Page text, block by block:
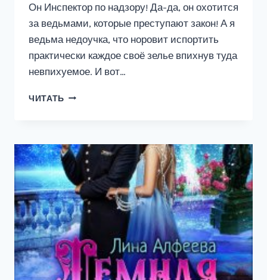
Он Инспектор по надзору! Да-да, он охотится
за ведьмами, которые преступают закон! А я
ведьма недоучка, что норовит испортить
практически каждое своё зелье впихнув туда
невпихуемое. И вот…
ЧИТАТЬ ВЕДЬМА
ИЛИ
ТУК-
ТУК,
ОТКРОЙТЕ!